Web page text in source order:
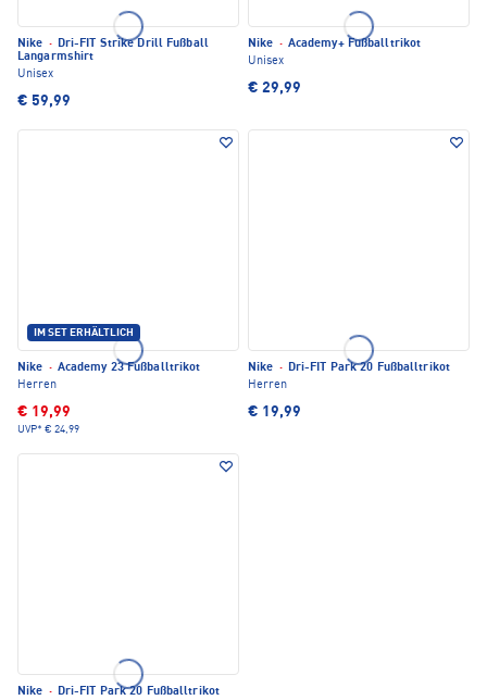
Nike · Dri-FIT Strike Drill Fußball
Langarmshirt
Unisex
€ 59,99
Nike · Academy+ Fußballtrikot
Unisex
€ 29,99
IM SET ERHÄLTLICH
Nike · Academy 23 Fußballtrikot
Herren
€ 19,99
UVP* € 24,99
Nike · Dri-FIT Park 20 Fußballtrikot
Herren
€ 19,99
Nike · Dri-FIT Park 20 Fußballtrikot